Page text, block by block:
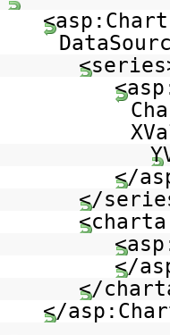
</
</
</
</
</